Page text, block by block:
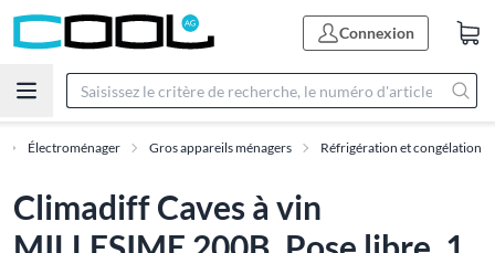
Connexion
Électroménager Gros appareils ménagers Réfrigération et congélation
Climadiff Caves à vin